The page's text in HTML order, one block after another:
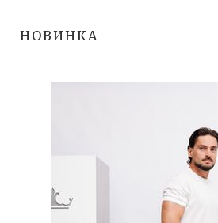
НОВИНКА